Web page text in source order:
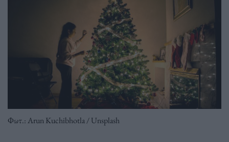
Φωτ.: Αrun Κuchibhotla / Unsplash